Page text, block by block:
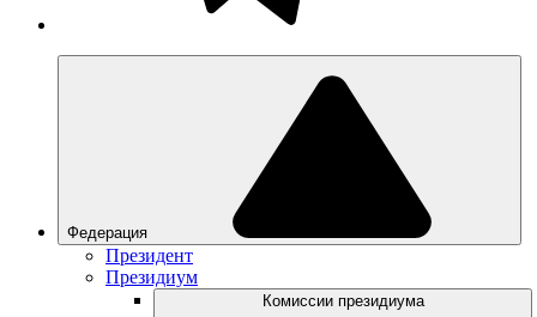
Федерация
Президент
Президиум
Комиссии президиума